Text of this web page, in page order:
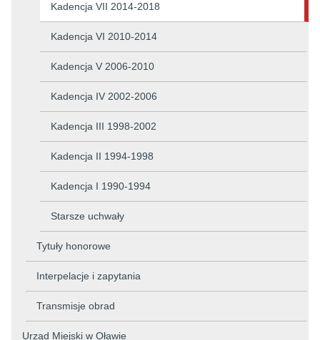
Kadencja VII 2014-2018
Kadencja VI 2010-2014
Kadencja V 2006-2010
Kadencja IV 2002-2006
Kadencja III 1998-2002
Kadencja II 1994-1998
Kadencja I 1990-1994
Starsze uchwały
Tytuły honorowe
Interpelacje i zapytania
Transmisje obrad
Urząd Miejski w Oławie